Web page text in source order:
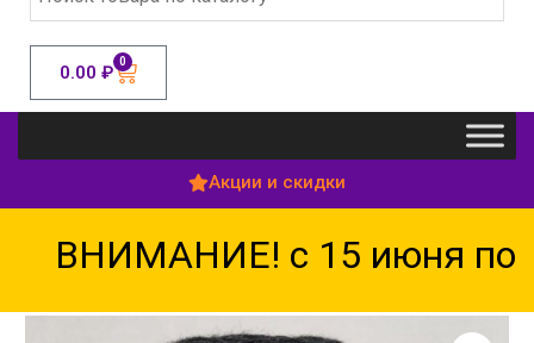
0.00 ₽ 0
Акции и скидки
ВНИМАНИЕ! с 15 июня по